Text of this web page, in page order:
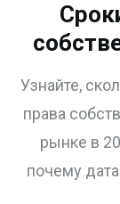
знать
Узнайте,
права
рынке в
почему